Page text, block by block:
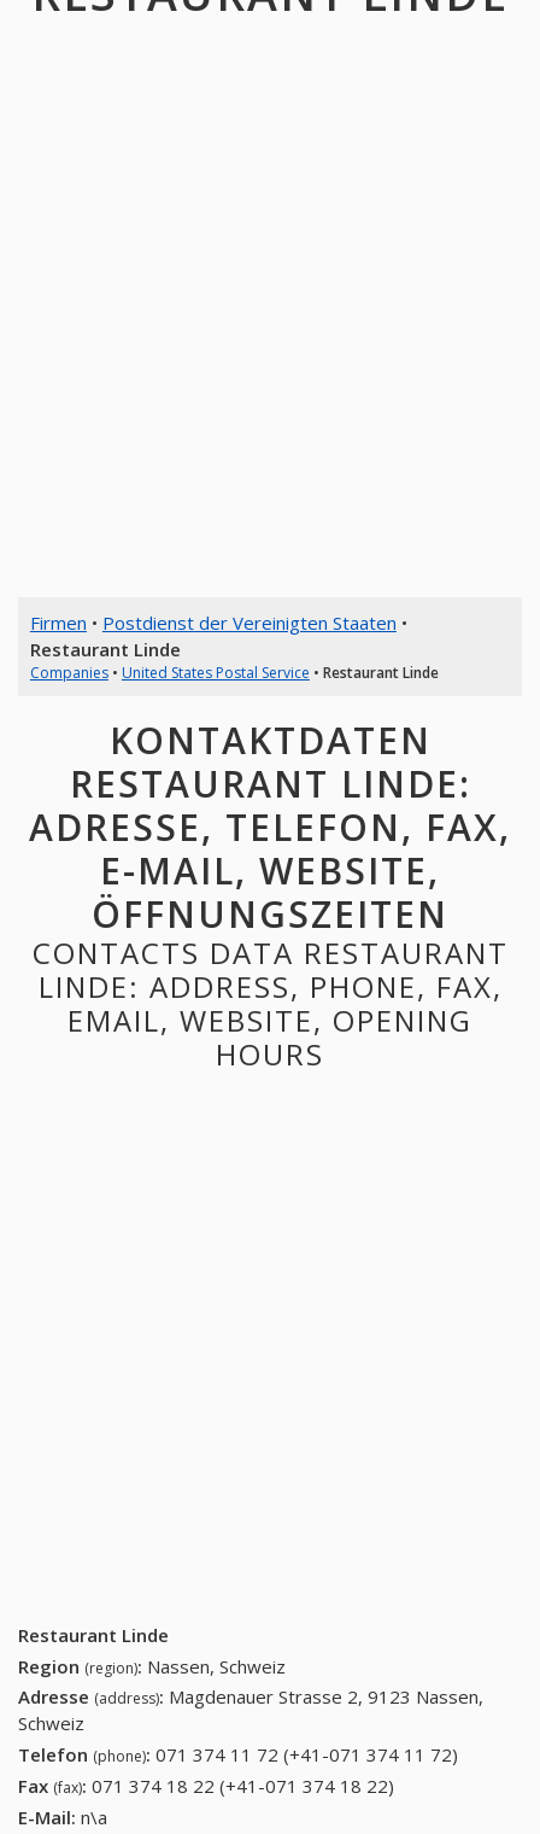
Firmen • Postdienst der Vereinigten Staaten •
Restaurant Linde
Companies• United States Postal Service • Restaurant Linde
KONTAKTDATEN
RESTAURANT LINDE:
ADRESSE, TELEFON, FAX,
E-MAIL, WEBSITE,
ÖFFNUNGSZEITEN
CONTACTS DATA RESTAURANT
LINDE: ADDRESS, PHONE, FAX,
EMAIL, WEBSITE, OPENING
HOURS
Restaurant Linde
Region (region): Nassen, Schweiz
Adresse (address): Magdenauer Strasse 2, 9123 Nassen,
Schweiz
Telefon (phone): 071 374 11 72 (+41-071 374 11 72)
Fax (fax): 071 374 18 22 (+41-071 374 18 22)
E-Mail: n\a